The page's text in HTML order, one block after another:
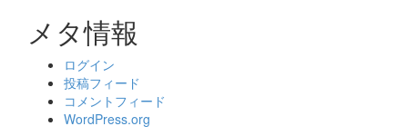
メタ情報
ログイン
投稿フィード
コメントフィード
WordPress.org